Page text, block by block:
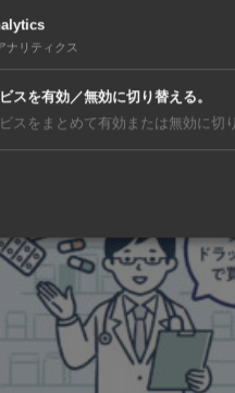
スを配信中！
ナリティクス
スを有効／無効に切り替える。
ビスをまとめて有効または無効に切